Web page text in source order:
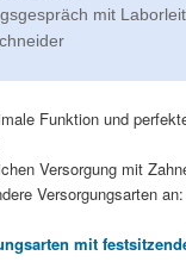
mit
Funktion und
Versorgung mit
Versorgungsarten an:
mit